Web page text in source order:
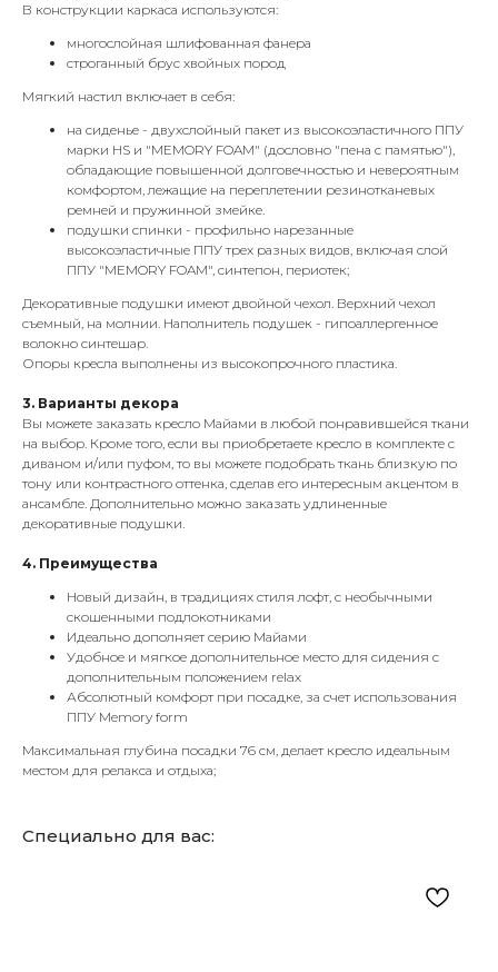
В конструкции каркаса используются:
многослойная шлифованная фанера
строганный брус хвойных пород
Мягкий настил включает в себя:
на сиденье - двухслойный пакет из высокоэластичного ППУ
марки HS и "MEMORY FOAM" (дословно "пена с памятью"),
обладающие повышенной долговечностью и невероятным
комфортом, лежащие на переплетении резинотканевых
ремней и пружинной змейке.
подушки спинки - профильно нарезанные
высокоэластичные ППУ трех разных видов, включая слой
ППУ "MEMORY FOAM", синтепон, периотек;
Декоративные подушки имеют двойной чехол. Верхний чехол
съемный, на молнии. Наполнитель подушек - гипоаллергенное
волокно синтешар.
Опоры кресла выполнены из высокопрочного пластика.
3. Варианты декора
Вы можете заказать кресло Майами в любой понравившейся ткани
на выбор. Кроме того, если вы приобретаете кресло в комплекте с
диваном и/или пуфом, то вы можете подобрать ткань близкую по
тону или контрастного оттенка, сделав его интересным акцентом в
ансамбле. Дополнительно можно заказать удлиненные
декоративные подушки.
4. Преимущества
Новый дизайн, в традициях стиля лофт, с необычными
скошенными подлокотниками
Идеально дополняет серию Майами
Удобное и мягкое дополнительное место для сидения с
дополнительным положением relax
Абсолютный комфорт при посадке, за счет использования
ППУ Memory form
Максимальная глубина посадки 76 см, делает кресло идеальным
местом для релакса и отдыха;
Специально для вас: